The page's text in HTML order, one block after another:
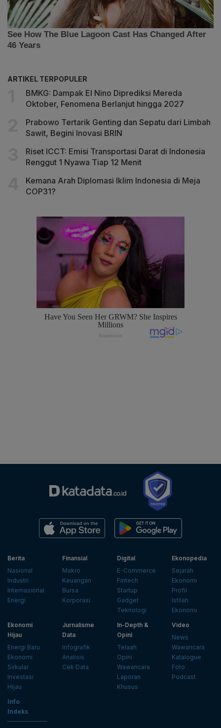
ARTIKEL TERPOPULER
BMKG: Dampak El Nino Diprediksi Mereda
Oktober, Fenomena Berlanjut hingga 2027
Prabowo Tertarik Genting dan Sepatu dari Limbah
Sawit, Begini Inovasi BRIN
Riset ICCT: Emisi Transportasi Darat di Indonesia
Renggut 1 Nyawa Tiap 12 Menit
Kemana Arah Diplomasi Iklim Indonesia di Meja
COP31?
Berita
Nasional
Industri
Internasional
Energi
Finansial
Makro
Keuangan
Bursa
Korporasi
Digital
E-Commerce
Fintech
Startup
Gadget
Teknologi
Ekonopedia
Sejarah
Ekonomi
Profil
Istilah
Ekonomi
Ekonomi
Hijau
Energi Baru
Ekonomi
Sirkular
Investasi
Hijau
Jurnalisme
Data
Infografik
Analisis
Cek Data
In-Depth &
Opini
Telaah
Opini
Wawancara
Laporan
Khusus
Video
News
Wawancara
Katalogue
Foto
Podcast
Info
Indeks